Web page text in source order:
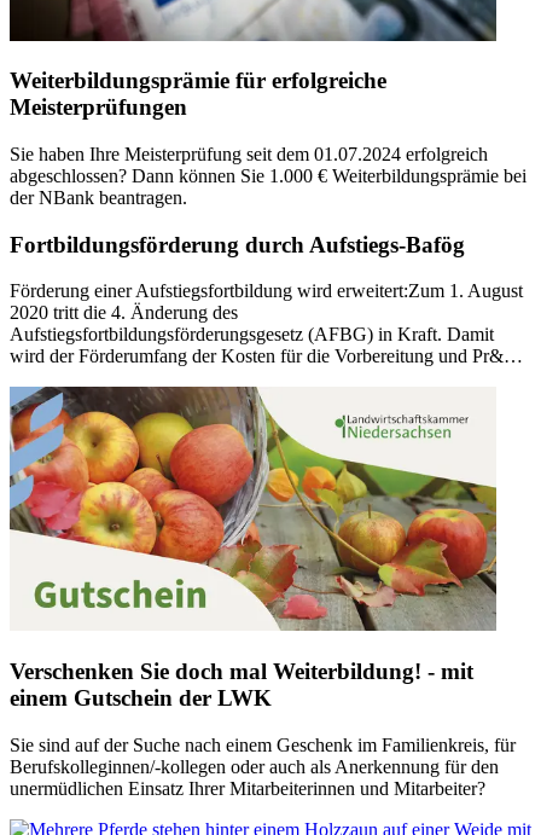
Weiterbildungsprämie für erfolgreiche
Meisterprüfungen
Sie haben Ihre Meisterprüfung seit dem 01.07.2024 erfolgreich
abgeschlossen? Dann können Sie 1.000 € Weiterbildungsprämie bei
der NBank beantragen.
Fortbildungsförderung durch Aufstiegs-Bafög
Förderung einer Aufstiegsfortbildung wird erweitert: ​Zum 1. August
2020 tritt die 4. Änderung des
Aufstiegsfortbildungsförderungsgesetz (AFBG) in Kraft. Damit
wird der Förderumfang der Kosten für die Vorbereitung und Pr&…
Verschenken Sie doch mal Weiterbildung! - mit
einem Gutschein der LWK
Sie sind auf der Suche nach einem Geschenk im Familienkreis, für
Berufskolleginnen/-kollegen oder auch als Anerkennung für den
unermüdlichen Einsatz Ihrer Mitarbeiterinnen und Mitarbeiter?